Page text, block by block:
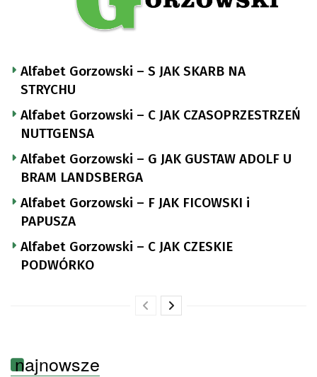
Alfabet Gorzowski – S JAK SKARB NA
STRYCHU
Alfabet Gorzowski – C JAK CZASOPRZESTRZEŃ
NUTTGENSA
Alfabet Gorzowski – G JAK GUSTAW ADOLF U
BRAM LANDSBERGA
Alfabet Gorzowski – F JAK FICOWSKI i
PAPUSZA
Alfabet Gorzowski – C JAK CZESKIE
PODWÓRKO
najnowsze